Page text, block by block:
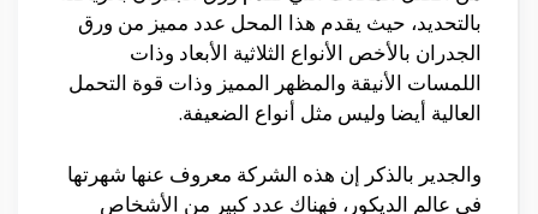
بالتحديد، حيث يقدم هذا المحل عدد مميز من ورق
الجدران بالأخص الأنواع الثلاثية الأبعاد وذات
اللمسات الأنيقة والمظهر المميز وذات قوة التحمل
العالية أيضا وليس مثل أنواع الضعيفة.
والجدير بالذكر إن هذه الشركة معروف عنها شهرتها
في عالم الديكور، فهناك عدد كبير من الأشخاص